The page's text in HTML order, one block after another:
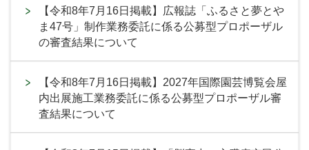
【令和8年7月16日掲載】広報誌「ふるさと夢とや
ま47号」制作業務委託に係る公募型プロポーザル
の審査結果について
【令和8年7月16日掲載】2027年国際園芸博覧会屋
内出展施工業務委託に係る公募型プロポーザル審
査結果について